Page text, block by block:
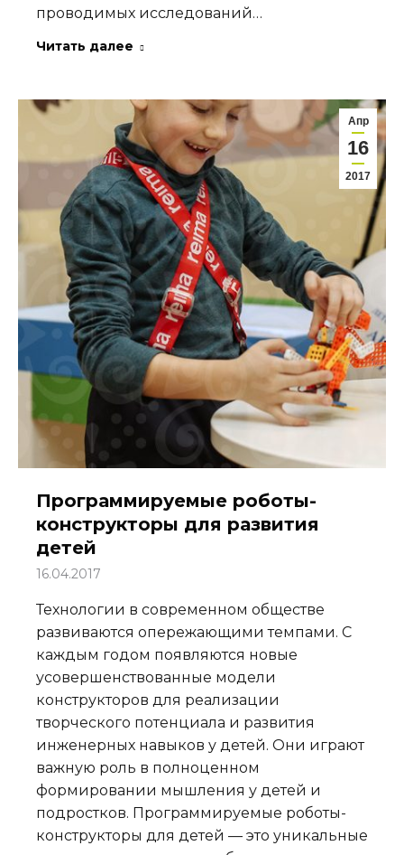
проводимых исследований…
Читать далее
Апр
16
2017
Программируемые роботы-
конструкторы для развития
детей
16.04.2017
Технологии в современном обществе
развиваются опережающими темпами. С
каждым годом появляются новые
усовершенствованные модели
конструкторов для реализации
творческого потенциала и развития
инженерных навыков у детей. Они играют
важную роль в полноценном
формировании мышления у детей и
подростков. Программируемые роботы-
конструкторы для детей — это уникальные